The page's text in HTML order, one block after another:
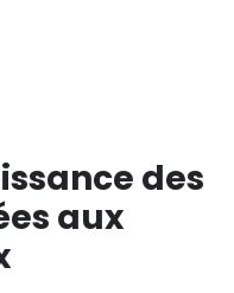
des
aux